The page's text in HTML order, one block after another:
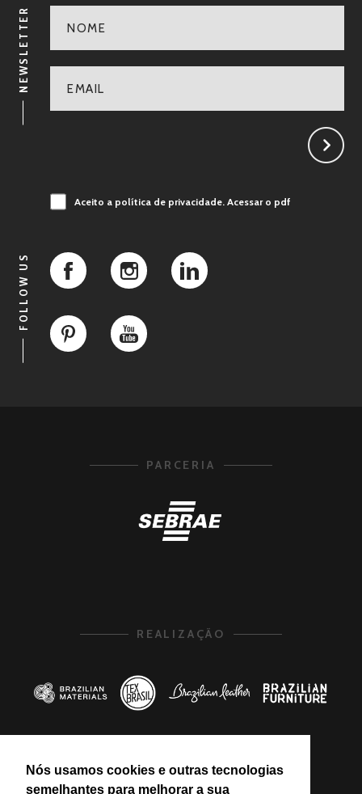
Nós usamos cookies e outras tecnologias
semelhantes para melhorar a sua
NEWSLETTER
Aceito a política de privacidade.Acessar o pdf
FOLLOW US
PARCERIA
REALIZAÇÃO
PROMOÇÃO